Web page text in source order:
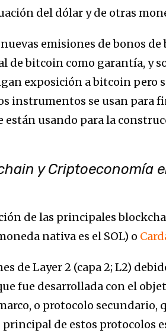
del dólar y de otras
emisiones de bonos
de bitcoin como garantía, y
exposición a bitcoin pero
instrumentos se usan para
usando para la
y Criptoeconomía
de las principales
nativa es el SOL) o
de Layer 2 (capa 2; L2)
fue desarrollada con el
o protocolo secundario,
de estos protocolos